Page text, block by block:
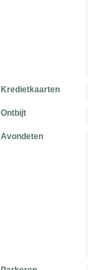
Kredietkaarten
Ontbijt
Avondeten